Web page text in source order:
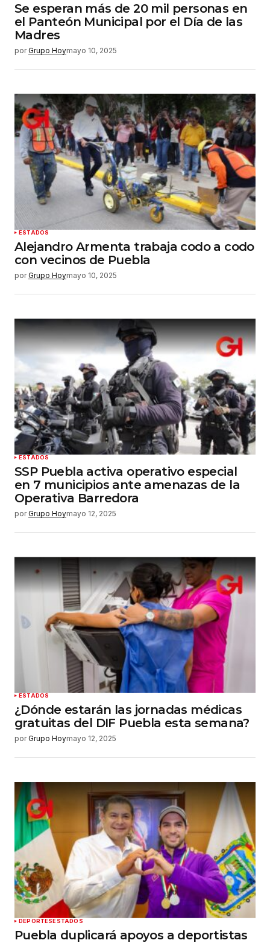
Se esperan más de 20 mil personas en
el Panteón Municipal por el Día de las
Madres
por Grupo Hoymayo 10, 2025
ESTADOS
Alejandro Armenta trabaja codo a codo
con vecinos de Puebla
por Grupo Hoymayo 10, 2025
ESTADOS
SSP Puebla activa operativo especial
en 7 municipios ante amenazas de la
Operativa Barredora
por Grupo Hoymayo 12, 2025
ESTADOS
¿Dónde estarán las jornadas médicas
gratuitas del DIF Puebla esta semana?
por Grupo Hoymayo 12, 2025
DEPORTESESTADOS
Puebla duplicará apoyos a deportistas